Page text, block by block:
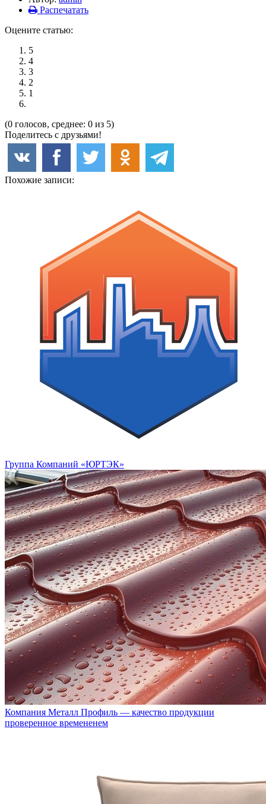
Распечатать
Оцените статью:
5
4
3
2
1
(0 голосов, среднее: 0 из 5)
Поделитесь с друзьями!
Похожие записи:
Группа Компаний «ЮРТЭК»
Компания Металл Профиль — качество продукции
проверенное времененем